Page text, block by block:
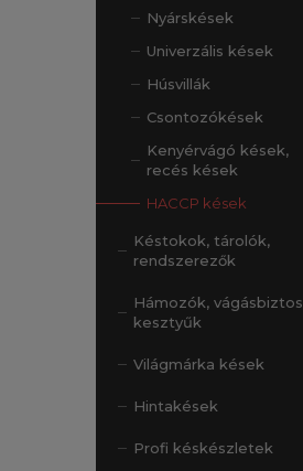
Nyárskések
Univerzális kések
Húsvillák
Csontozókések
Kenyérvágó kések,
recés kések
HACCP kések
Késtokok, tárolók,
rendszerezők
Hámozók, vágásbiztos
kesztyűk
Világmárka kések
Hintakések
Profi késkészletek